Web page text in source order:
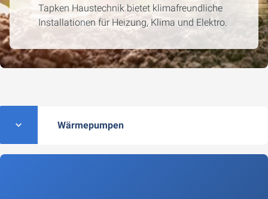
Tapken Haustechnik bietet klimafreundliche
Installationen für Heizung, Klima und Elektro.
Wärmepumpen